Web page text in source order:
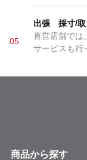
05
出張 採寸/取
直営店舗では
サービスも行
商品から探す